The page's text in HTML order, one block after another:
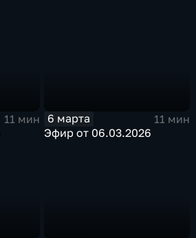
11 мин
6 марта
11 мин
Эфир от 06.03.2026